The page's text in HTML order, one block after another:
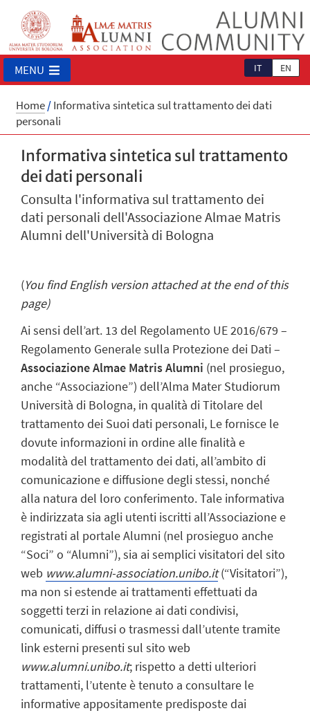
IT EN
MENU
Home/Informativa sintetica sul trattamento dei dati
personali
Informativa sintetica sul trattamento
dei dati personali
Consulta l'informativa sul trattamento dei
dati personali dell'Associazione Almae Matris
Alumni dell'Università di Bologna
(You find English version attached at the end of this
page)
Ai sensi dell’art. 13 del Regolamento UE 2016/679 –
Regolamento Generale sulla Protezione dei Dati –
Associazione Almae Matris Alumni (nel prosieguo,
anche “Associazione”) dell’Alma Mater Studiorum
Università di Bologna, in qualità di Titolare del
trattamento dei Suoi dati personali, Le fornisce le
dovute informazioni in ordine alle finalità e
modalità del trattamento dei dati, all’ambito di
comunicazione e diffusione degli stessi, nonché
alla natura del loro conferimento. Tale informativa
è indirizzata sia agli utenti iscritti all’Associazione e
registrati al portale Alumni (nel prosieguo anche
“Soci” o “Alumni”), sia ai semplici visitatori del sito
web www.alumni-association.unibo.it (“Visitatori”),
ma non si estende ai trattamenti effettuati da
soggetti terzi in relazione ai dati condivisi,
comunicati, diffusi o trasmessi dall’utente tramite
link esterni presenti sul sito web
www.alumni.unibo.it; rispetto a detti ulteriori
trattamenti, l’utente è tenuto a consultare le
informative appositamente predisposte dai